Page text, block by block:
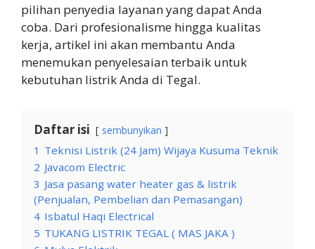
pilihan penyedia layanan yang dapat Anda
coba. Dari profesionalisme hingga kualitas
kerja, artikel ini akan membantu Anda
menemukan penyelesaian terbaik untuk
kebutuhan listrik Anda di Tegal.
Daftar isi sembunyikan
1 Teknisi Listrik (24 Jam) Wijaya Kusuma Teknik
2 Javacom Electric
3 Jasa pasang water heater gas & listrik
(Penjualan, Pembelian dan Pemasangan)
4 Isbatul Haqi Electrical
5 TUKANG LISTRIK TEGAL ( MAS JAKA )